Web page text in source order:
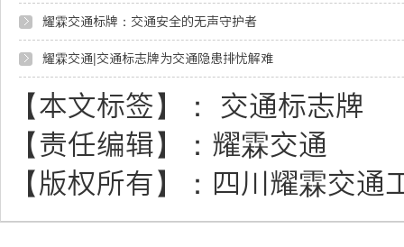
耀霖交通标牌：交通安全的无声守护者
耀霖交通|交通标志牌为交通隐患排忧解难
【本文标签】：
交通标志牌
【责任编辑】： 耀霖交通
【版权所有】： 四川耀霖交通